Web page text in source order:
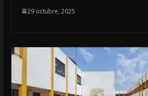
29 octubre, 2025